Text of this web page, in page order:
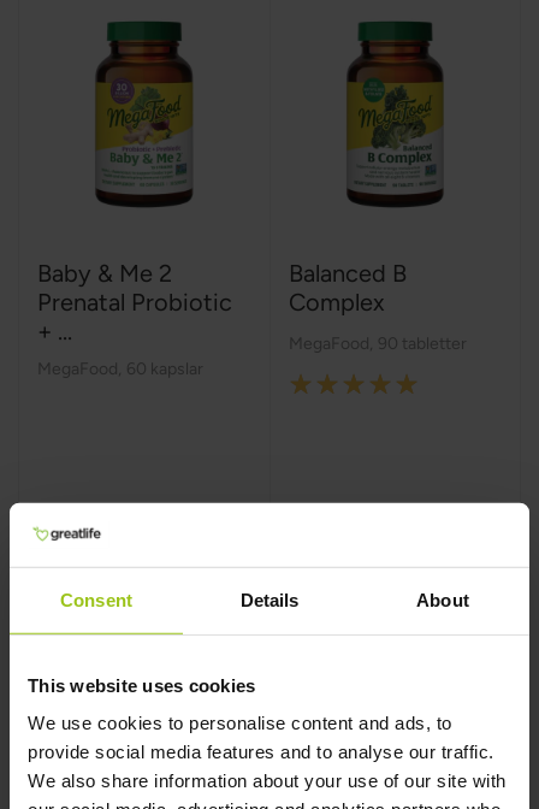
Consent Details About
This website uses cookies
We use cookies to personalise content and ads, to
provide social media features and to analyse our traffic.
We also share information about your use of our site with
Baby & Me 2
Prenatal Probiotic
+ ...
MegaFood 60 kapslar
689 kr
Köp nu
Balanced B
Complex
MegaFood 90 tabletter
Rating: